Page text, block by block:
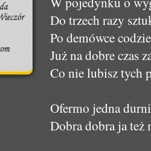
Do trzech razy
Po demówce
Już na dobre czas
Co nie lubisz tych
Ofermo jedna
Dobra dobra ja też